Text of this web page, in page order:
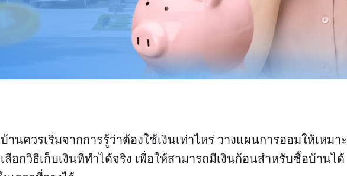
านควรเริ่มจากการรู้ว่าต้องใช้เงินเท่าไหร่ วางแผนการออมให้เหมาะ
ลือกวิธีเก็บเงินที่ทำได้จริง เพื่อให้สามารถมีเงินก้อนสำหรับซื้อบ้านได้